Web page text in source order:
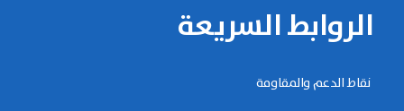
الروابط السريعة
نقاط الدعم والمقاومة